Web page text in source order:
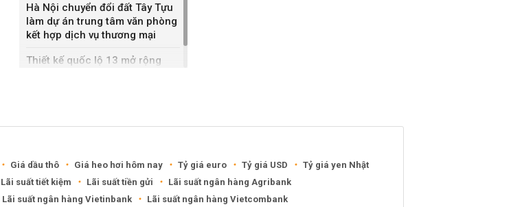
Hà Nội chuyển đổi đất Tây Tựu
làm dự án trung tâm văn phòng
kết hợp dịch vụ thương mại
Thiết kế quốc lộ 13 mở rộng
Giá dầu thô Giá heo hơi hôm nay Tỷ giá euro Tỷ giá USD
Tỷ giá yen Nhật
Lãi suất tiết kiệm Lãi suất tiền gửi
Lãi suất ngân hàng Agribank
Lãi suất ngân hàng Vietinbank Lãi suất ngân hàng Vietcombank